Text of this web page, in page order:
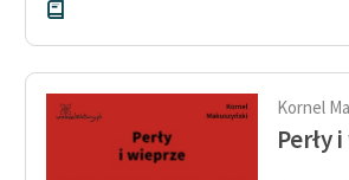
Feministyczne inspiracje.
Popularyzacja
skandynawskiej literatury
feministycznej
Ręce pełne poezji
Kornel
Perły